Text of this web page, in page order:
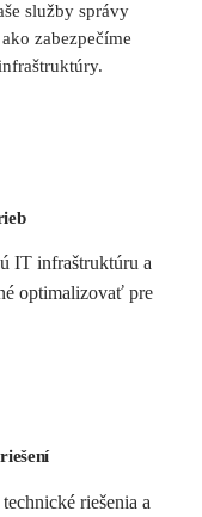
služby správy
zabezpečíme
IT infraštruktúru a
optimalizovať pre
riešenia a